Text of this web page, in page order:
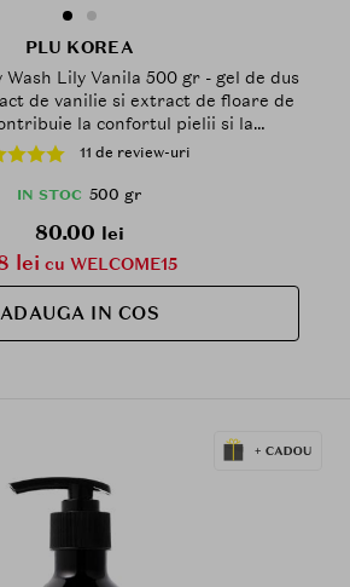
PLU KOREA
Wash Lily Vanila 500 gr - gel de dus
de vanilie si extract de floare de
la confortul pielii si la
unei senzatii de prospetime
11 de review-uri
IN STOC 500 gr
80.00 lei
lei cu WELCOME15
ADAUGA IN COS